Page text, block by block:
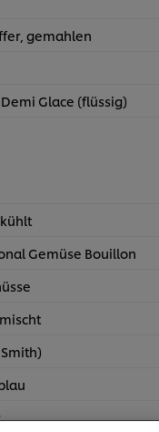
gemahlen
Demi Glace (flüssig)
Gemüse Bouillon
auf dieser Webseite